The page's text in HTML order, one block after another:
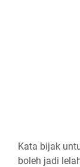
Kata bijak
boleh jadi